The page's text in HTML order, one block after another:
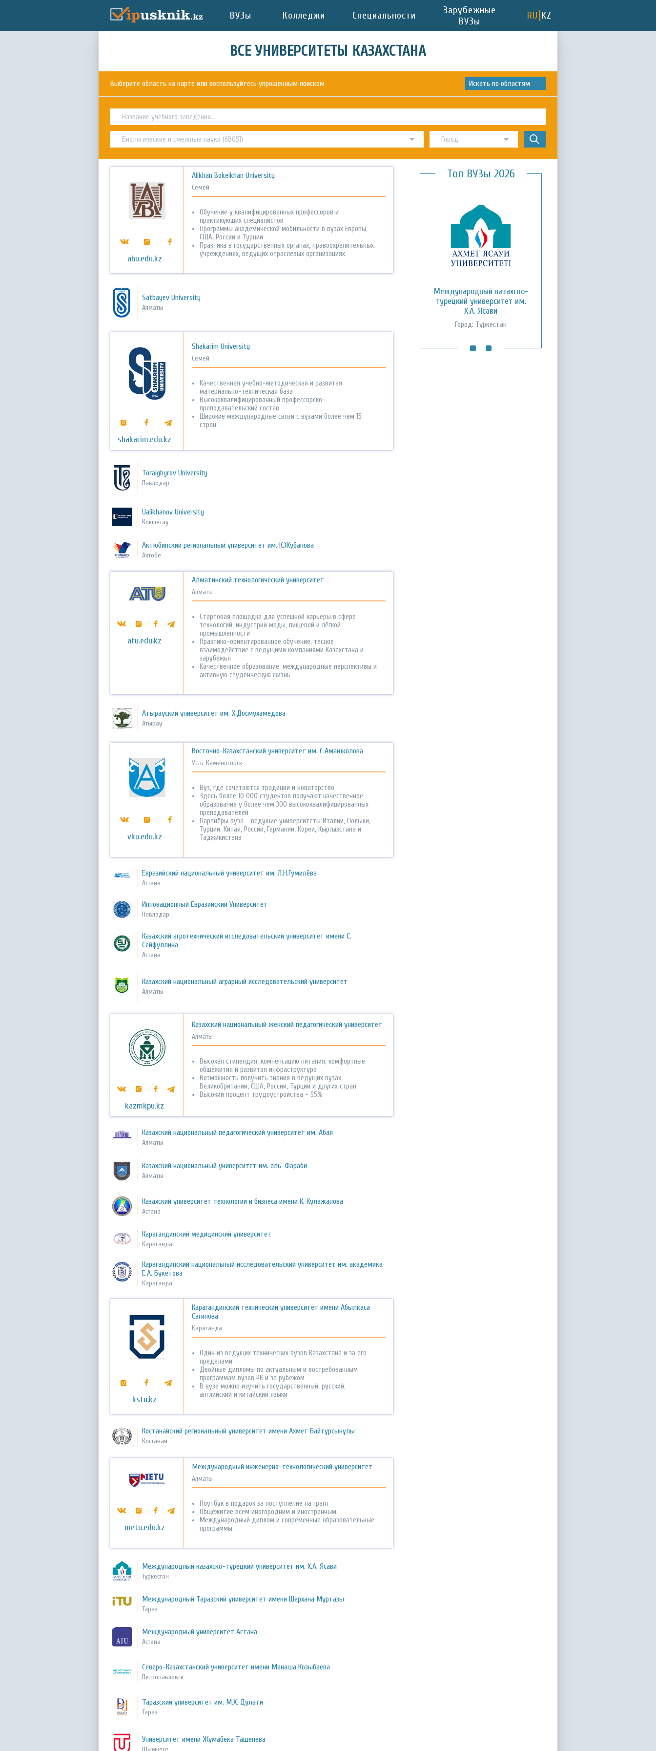
ВУЗы Колледжи Специальности
Зарубежные
ВУЗы
RU KZ
ВСЕ УНИВЕРСИТЕТЫ КАЗАХСТАНА
Выберите область на карте или воспользуйтесь упрощенным поиском Искать по областям
abu.edu.kz
Alikhan Bokeikhan University
Семей
Обучение у квалифицированных профессоров и
практикующих специалистов
Программы академической мобильности в вузах Европы,
США, России и Турции
Практика в государственных органах, правоохранительных
учреждениях, ведущих отраслевых организациях
Satbayev University
Алматы
shakarim.edu.kz
Shakarim University
Семей
Качественная учебно-методическая и развитая
материально-техническая база
Высококвалифицированный профессорско-
преподавательский состав
Широкие международные связи с вузами более чем 15
стран
Toraighyrov University
Павлодар
Ualikhanov University
Кокшетау
Актюбинский региональный университет им. К.Жубанова
Актобе
atu.edu.kz
Алматинский технологический университет
Алматы
Стартовая площадка для успешной карьеры в сфере
технологий, индустрии моды, пищевой и лёгкой
промышленности
Практико-ориентированное обучение, тесное
взаимодействие с ведущими компаниями Казахстана и
зарубежья
Качественное образование, международные перспективы и
активную студенческую жизнь
Атырауский университет им. Х.Досмухамедова
Атырау
vku.edu.kz
Восточно-Казахстанский университет им. С.Аманжолова
Усть-Каменогорск
Вуз, где сочетаются традиции и новаторство
Здесь более 10 000 студентов получают качественное
образование у более чем 300 высококвалифицированных
преподавателей
Партнёры вуза - ведущие университеты Италии, Польши,
Турции, Китая, России, Германии, Кореи, Кыргызстана и
Таджикистана
Евразийский национальный университет им. Л.Н.Гумилёва
Астана
Инновационный Евразийский Университет
Павлодар
Казахский агротехнический исследовательский университет имени С.
Сейфуллина
Астана
Казахский национальный аграрный исследовательский университет
Алматы
kazmkpu.kz
Казахский национальный женский педагогический университет
Алматы
Высокая стипендия, компенсацию питания, комфортные
общежития и развитая инфраструктура
Возможность получить знания в ведущих вузах
Великобритании, США, России, Турции и других стран
Высокий процент трудоустройства - 95%
Казахский национальный педагогический университет им. Абая
Алматы
Казахский национальный университет им. аль-Фараби
Алматы
Казахский университет технологии и бизнеса имени К. Кулажанова
Астана
Карагандинский медицинский университет
Караганда
Карагандинский национальный исследовательский университет им. академика
Е.А. Букетова
Караганда
kstu.kz
Карагандинский технический университет имени Абылкаса
Сагинова
Караганда
Один из ведущих технических вузов Казахстана и за его
пределами
Двойные дипломы по актуальным и востребованным
программам вузов РК и за рубежом
В вузе можно изучить государственный, русский,
английский и китайский языки
Костанайский региональный университет имени Ахмет Байтұрсынұлы
Костанай
metu.edu.kz
Международный инженерно-технологический университет
Алматы
Ноутбук в подарок за поступление на грант
Общежитие всем иногородним и иностранным
Международный диплом и современные образовательные
программы
Международный казахско-турецкий университет им. Х.А. Ясави
Туркестан
Международный Таразский университет имени Шерхана Муртазы
Тараз
Международный университет Астана
Астана
Северо-Казахстанский университет имени Манаша Козыбаева
Петропавловск
Таразский университет им. М.Х. Дулати
Тараз
Университет имени Жумабека Ташенева
Шымкент
Топ ВУЗы 2026
Международный казахско-
турецкий университет им.
Х.А. Ясави
Город: Туркестан
Кызылординский открытый
университет
Город: Кызылорда